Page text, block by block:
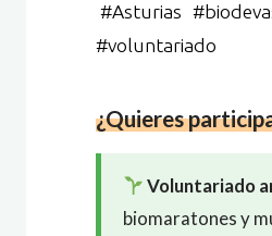
#Asturias #
#voluntariado
¿Quieres
Voluntariado
biomaratones y